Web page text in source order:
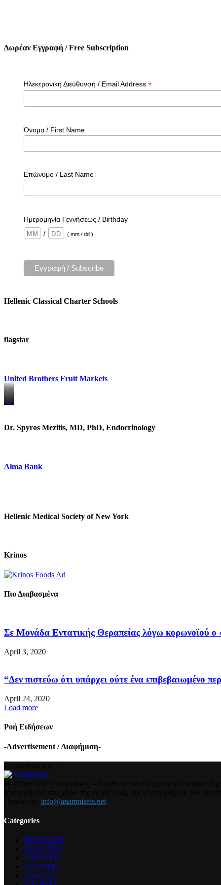
Δωρέαν Εγγραφή / Free Subscription
Ηλεκτρονική Διεύθυνσή / Email Address *
Όνομα / First Name
Επώνυμο / Last Name
Ημερομηνία Γεννήσεως / Birthday
/
( mm / dd )
Hellenic Classical Charter Schools
flagstar
United Brothers Fruit Markets
https://www.unitedbrothersfruitmarkets.com/
https://www.unitedbrothersfruitmarkets.com/
Dr. Spyros Mezitis, MD, PhD, Endocrinology
Alma Bank
Hellenic Medical Society of New York
Krinos
Πιο Διαβασμένα
Σε Μονάδα Εντατικής Θεραπείας λόγω κορωνοϊού ο
April 3, 2020
“Δεν πιστεύω ότι υπάρχει ούτε ένα επιβεβαιωμένο
April 24, 2020
Load more
Ροή Ειδήσεων
-Advertisement / Διαφήμιση-
info@anamniseis.net
Categories
SPONSORS
ΑΘΛΗΤΙΚΑ
ΑΜΕΡΙΚΗ
ΑΠΟΨΕΙΣ
ΕΛΛΑΔΑ